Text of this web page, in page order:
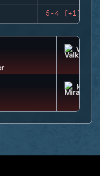
5-4 (+1)
MIRA